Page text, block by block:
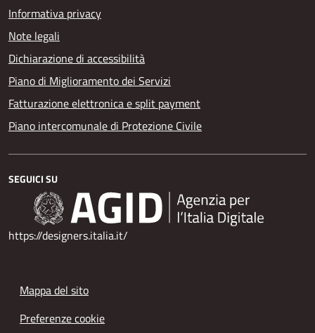
Informativa privacy
Note legali
Dichiarazione di accessibilità
Piano di Miglioramento dei Servizi
Fatturazione elettronica e split payment
Piano intercomunale di Protezione Civile
SEGUICI SU
https://designers.italia.it/
Mappa del sito
Preferenze cookie